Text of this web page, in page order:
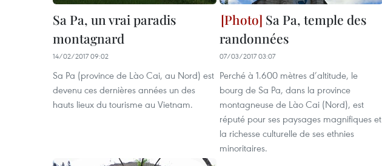
Sa Pa, un vrai paradis
montagnard
14/02/2017 09:02
Sa Pa (province de Lào Cai, au Nord) est
devenu ces dernières années un des
hauts lieux du tourisme au Vietnam.
Sa Pa, temple des
randonnées
07/03/2017 03:07
Perché à 1.600 mètres d’altitude, le
bourg de Sa Pa, dans la province
montagneuse de Lào Cai (Nord), est
réputé pour ses paysages magnifiques et
la richesse culturelle de ses ethnies
minoritaires.